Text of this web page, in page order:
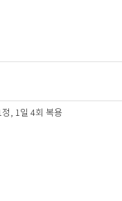
, 1일 4회 복용